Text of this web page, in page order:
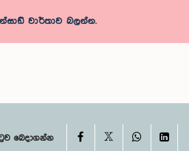
වාර්තාව බලන්න.
බෙදාගන්න Facebook WhatsApp